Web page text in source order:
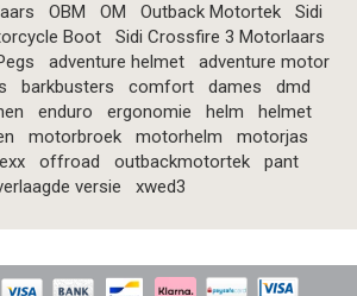
OBM OM Outback Motortek
Sidi
Boot
Sidi Crossfire 3 Motorlaars
adventure helmet
adventure motor
barkbusters comfort dames
dmd
enduro ergonomie helm
helmet
motorbroek motorhelm
motorjas
offroad outbackmotortek
pant
versie
xwed3